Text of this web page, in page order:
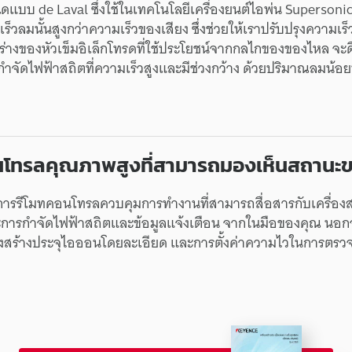
แบบ de Laval ซึ่งใช้ในเทคโนโลยีเครื่องยนต์ไอพ่น
ร็วลมนั้นสูงกว่าความเร็วของเสียง ซึ่งช่วยให้เราปรับปรุงความ
งของหัวเข็มอิเล็กโทรดที่ใช้ประโยชน์จากกลไกของของไหล
ำจัดไฟฟ้าสถิตที่ความเร็วสูงและมีช่วงกว้าง ด้วยปริมาณลมน้อ
ทรลคุณภาพสูงที่สามารถมองเห็นสถานะ
รรีโมทคอนโทรลควบคุมการทำงานที่สามารถสื่อสารกับเครื่อ
ารกำจัดไฟฟ้าสถิตและข้อมูลแจ้งเตือน จากในมือของคุณ นอ
สร้างประจุไอออนโดยละเอียด และการตั้งค่าความไวในการต